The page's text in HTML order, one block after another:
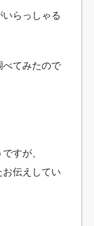
らっしゃる
べてみたので
すが、
伝えしてい